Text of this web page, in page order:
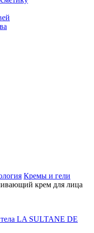
Кремы и гели
крем для лица
тела LA SULTANE DE